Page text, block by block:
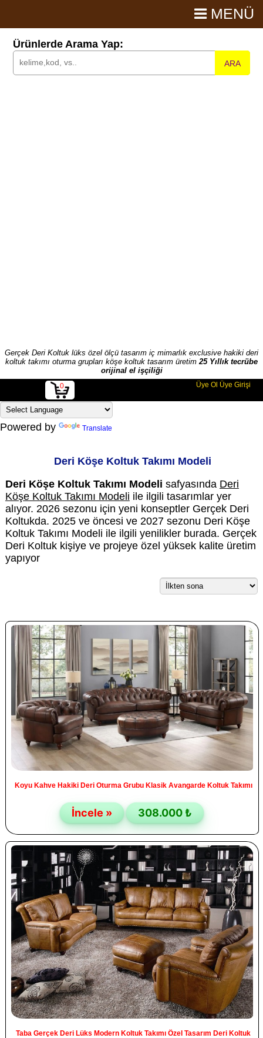
MENÜ
Ürünlerde Arama Yap:
ARA
Gerçek Deri Koltuk lüks özel ölçü tasarım iç mimarlık exclusive hakiki deri
koltuk takımı oturma grupları köşe koltuk tasarım üretim25 Yıllık tecrübe
orijinal el işçiliği
0 Üye Ol Üye Girişi
Powered by Translate
Deri Köşe Koltuk Takımı Modeli
Deri Köşe Koltuk Takımı Modeli safyasında Deri
Köşe Koltuk Takımı Modeli ile ilgili tasarımlar yer
alıyor. 2026 sezonu için yeni konseptler Gerçek Deri
Koltukda. 2025 ve öncesi ve 2027 sezonu Deri Köşe
Koltuk Takımı Modeli ile ilgili yenilikler burada. Gerçek
Deri Koltuk kişiye ve projeye özel yüksek kalite üretim
yapıyor
Koyu Kahve Hakiki Deri Oturma Grubu Klasik Avangarde Koltuk Takımı
İncele » 308.000 ₺
Taba Gerçek Deri Lüks Modern Koltuk Takımı Özel Tasarım Deri Koltuk